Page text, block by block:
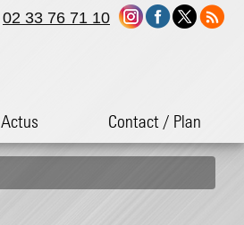
Actus Contact / Plan
02 33 76 71 10